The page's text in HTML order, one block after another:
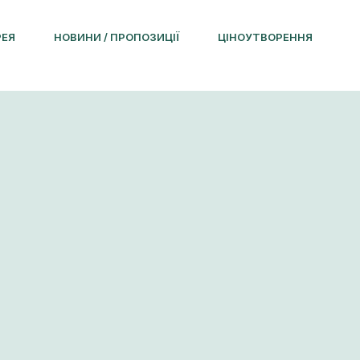
НОВИНИ / ПРОПОЗИЦІЇ
ЦІНОУТВОРЕННЯ